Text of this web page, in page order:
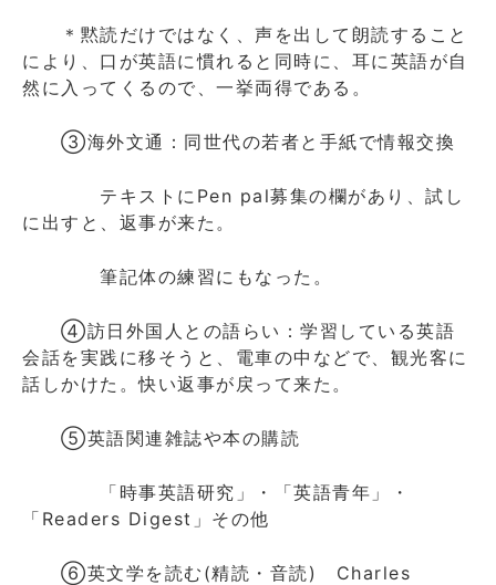
＊黙読だけではなく、声を出して朗読すること
により、口が英語に慣れると同時に、耳に英語が自
然に入ってくるので、一挙両得である。
③海外文通：同世代の若者と手紙で情報交換
テキストにPen pal募集の欄があり、試し
に出すと、返事が来た。
筆記体の練習にもなった。
④訪日外国人との語らい：学習している英語
会話を実践に移そうと、電車の中などで、観光客に
話しかけた。快い返事が戻って来た。
⑤英語関連雑誌や本の購読
「時事英語研究」・「英語青年」・
「Readers Digest」その他
⑥英文学を読む(精読・音読) Charles